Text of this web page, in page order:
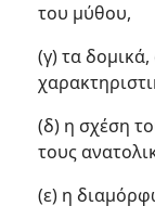
του μύθου,
(γ) τα
(δ) η σχέση
τους
(ε) η